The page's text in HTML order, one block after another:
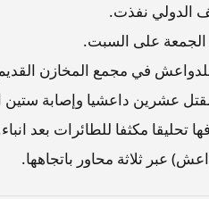
الدولي نفذت.
على السبت.
في مجمع المخازن
عشرين داعشيا وإصابة ستين
مكثفا للطائرات بعد
عبر ثلاثة محاور باتجاهها.